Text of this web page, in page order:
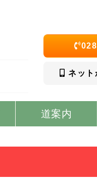
ネッ
道案内